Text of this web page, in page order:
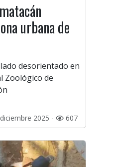
urbana de
desorientado en
Zoológico de
2025 - 607